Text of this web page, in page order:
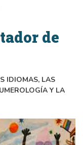
de
IDIOMAS, LAS
Y LA